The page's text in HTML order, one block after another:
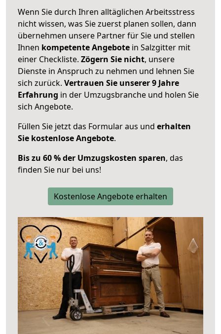
Wenn Sie durch Ihren alltäglichen Arbeitsstress
nicht wissen, was Sie zuerst planen sollen, dann
übernehmen unsere Partner für Sie und stellen
Ihnen kompetente Angebote in Salzgitter mit
einer Checkliste. Zögern Sie nicht, unsere
Dienste in Anspruch zu nehmen und lehnen Sie
sich zurück. Vertrauen Sie unserer 9 Jahre
Erfahrung in der Umzugsbranche und holen Sie
sich Angebote.
Füllen Sie jetzt das Formular aus und erhalten
Sie kostenlose Angebote.
Bis zu 60 % der Umzugskosten sparen, das
finden Sie nur bei uns!
Kostenlose Angebote erhalten